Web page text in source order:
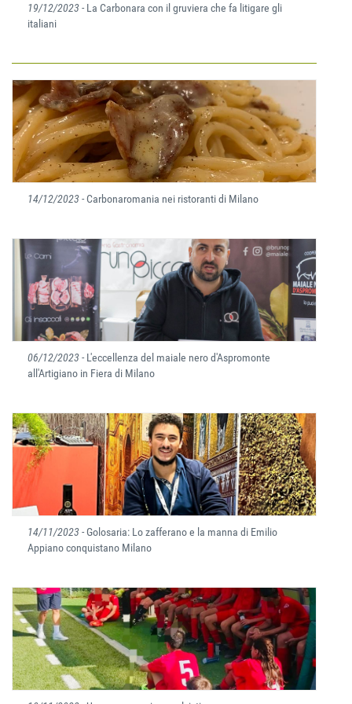
19/12/2023- La Carbonara con il gruviera che fa litigare gli
italiani
14/12/2023- Carbonaromania nei ristoranti di Milano
06/12/2023- L'eccellenza del maiale nero d'Aspromonte
all'Artigiano in Fiera di Milano
14/11/2023- Golosaria: Lo zafferano e la manna di Emilio
Appiano conquistano Milano